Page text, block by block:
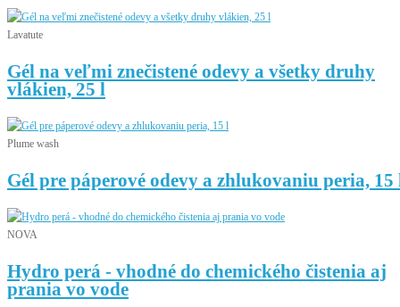
Lavatute
Gél na veľmi znečistené odevy a všetky druhy
vlákien, 25 l
Plume wash
Gél pre páperové odevy a zhlukovaniu peria, 15
NOVA
Hydro perá - vhodné do chemického čistenia aj
prania vo vode